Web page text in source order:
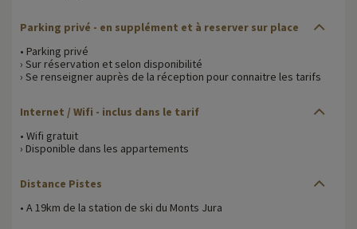
Parking privé - en supplément et à reserver sur place
• Parking privé
› Sur réservation et selon disponibilité
› Se renseigner auprès de la réception pour connaitre les tarifs
Internet / Wifi - inclus dans le tarif
• Wifi gratuit
› Disponible dans les appartements
Distance Pistes
• A 19km de la station de ski du Monts Jura